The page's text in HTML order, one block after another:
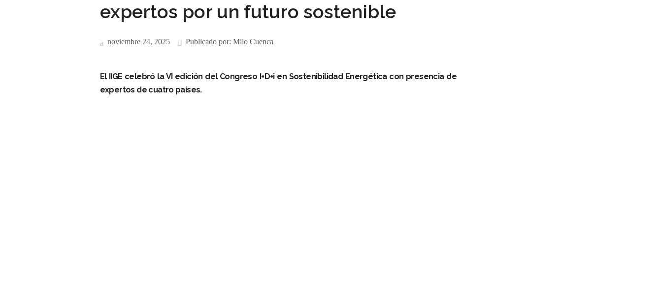
expertos por un futuro sostenible
noviembre 24, 2025 Publicado por: Milo Cuenca
El IIGE celebró la VI edición del Congreso I+D+i en Sostenibilidad Energética con presencia de
expertos de cuatro países.